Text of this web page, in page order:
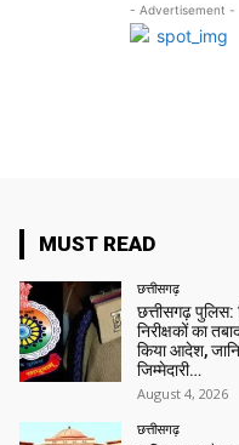
- Advertisement -
MUST READ
छत्तीसगढ़
छत्तीसगढ़ पुलिस:
निरीक्षकों का
किया आदेश,
जिम्मेदारी…
August 4, 2026
छत्तीसगढ़